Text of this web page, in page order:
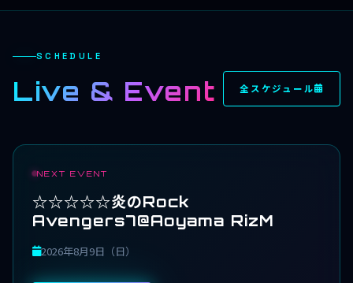
SCHEDULE
Live & Event 全スケジュール
NEXT EVENT
☆☆☆☆☆炎のRock
Avengers7@Aoyama RizM
2026年8月9日（日）